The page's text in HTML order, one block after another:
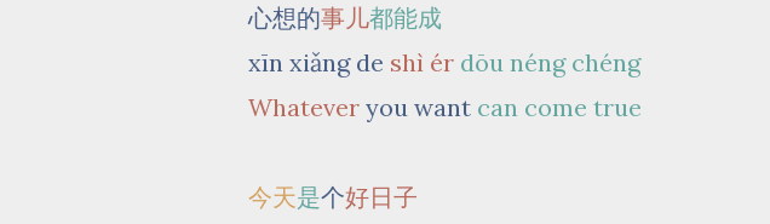
心想的事儿都能成
xīn xiǎng de shì ér dōu néng chéng
Whateveryou want can come true
今天是个好日子